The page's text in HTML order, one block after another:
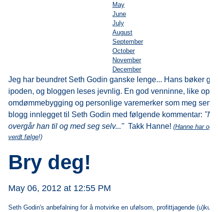
May
June
July
August
September
October
November
December
Jeg har beundret Seth Godin ganske lenge... Hans bøker
ipoden, og bloggen leses jevnlig. En god venninne, like
omdømmebygging og personlige varemerker som meg
blogg innlegget til Seth Godin med følgende kommentar:
overgår han til og med seg selv..."Takk Hanne!(Hanne har
verdt følge!)
Bry deg!
May 06, 2012 at 12:55 PM
Seth Godin's anbefalning for å motvirke en ufølsom, profittjagende